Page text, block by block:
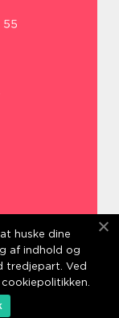
huske dine
af indhold og
tredjepart. Ved